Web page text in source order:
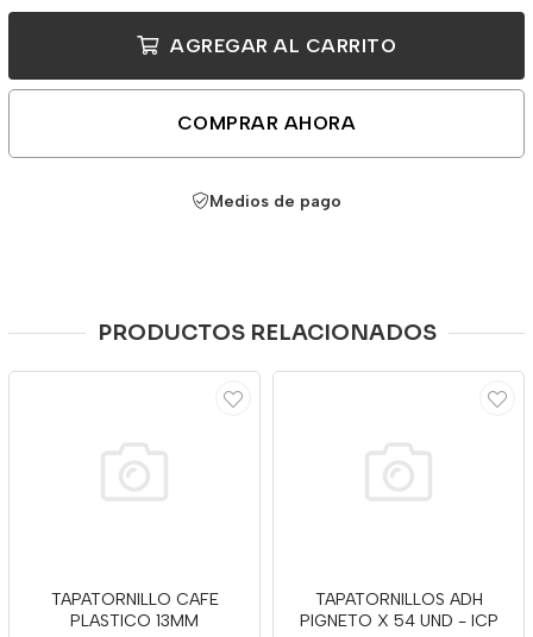
AGREGAR AL CARRITO
COMPRAR AHORA
Medios de pago
PRODUCTOS RELACIONADOS
TAPATORNILLO CAFE
PLASTICO 13MM
TAPATORNILLOS ADH
PIGNETO X 54 UND - ICP